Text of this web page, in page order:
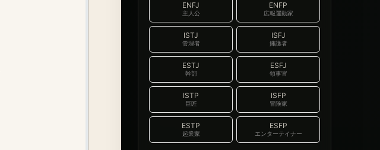
ENFJ
主人公
ENFP
広報運動家
ISTJ
管理者
ISFJ
擁護者
ESTJ
幹部
ESFJ
領事官
ISTP
巨匠
ISFP
冒険家
ESTP
起業家
ESFP
エンターテイナー